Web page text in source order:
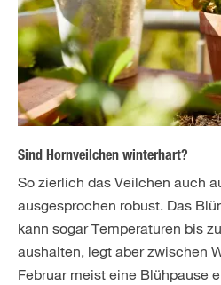
Sind Hornveilchen winterhart?
So zierlich das Veilchen auch
ausgesprochen robust. Das
kann sogar Temperaturen bis
aushalten, legt aber zwischen
Februar meist eine Blühpause